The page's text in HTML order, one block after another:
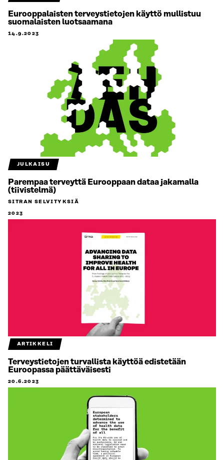
Eurooppalaisten terveystietojen käyttö mullistuu
suomalaisten luotsaamana
14.9.2023
JULKAISU
Parempaa terveyttä Eurooppaan dataa jakamalla
(tiivistelmä)
SITRAN SELVITYKSIÄ
2023
ARTIKKELI
Terveystietojen turvallista käyttöä edistetään
Euroopassa päättäväisesti
20.6.2023